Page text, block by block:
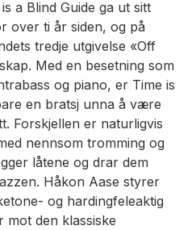
a Blind Guide ga ut sitt
over ti år siden, og på
tredje utgivelse «Off
Med en besetning som
og piano, er Time is
en bratsj unna å være
Forskjellen er naturligvis
nennsom tromming og
låtene og drar dem
Håkon Aase styrer
og hardingfeleaktig
mot den klassiske